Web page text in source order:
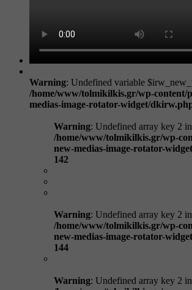
Warning: Undefined variable
/home/www/tolmikilkis.gr/wp-content/
medias-image-rotator-widget/
Warning: Undefined array key 2 in
/home/www/tolmikilkis.gr/wp-
new-medias-image-rotator-
142
Warning: Undefined array key 2 in
/home/www/tolmikilkis.gr/wp-
new-medias-image-rotator-
144
Warning: Undefined array key 2 in